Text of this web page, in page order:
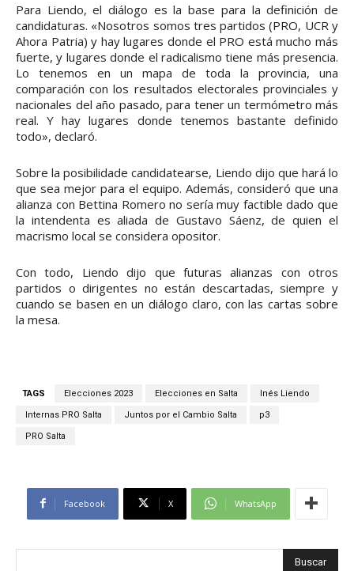
Para Liendo, el diálogo es la base para la definición de
candidaturas. «Nosotros somos tres partidos (PRO, UCR y
Ahora Patria) y hay lugares donde el PRO está mucho más
fuerte, y lugares donde el radicalismo tiene más presencia.
Lo tenemos en un mapa de toda la provincia, una
comparación con los resultados electorales provinciales y
nacionales del año pasado, para tener un termómetro más
real. Y hay lugares donde tenemos bastante definido
todo», declaró.
Sobre la posibilidade candidatearse, Liendo dijo que hará lo
que sea mejor para el equipo. Además, consideró que una
alianza con Bettina Romero no sería muy factible dado que
la intendenta es aliada de Gustavo Sáenz, de quien el
macrismo local se considera opositor.
Con todo, Liendo dijo que futuras alianzas con otros
partidos o dirigentes no están descartadas, siempre y
cuando se basen en un diálogo claro, con las cartas sobre
la mesa.
TAGS Elecciones 2023 Elecciones en Salta Inés Liendo
Internas PRO Salta Juntos por el Cambio Salta p3
PRO Salta
Facebook X WhatsApp